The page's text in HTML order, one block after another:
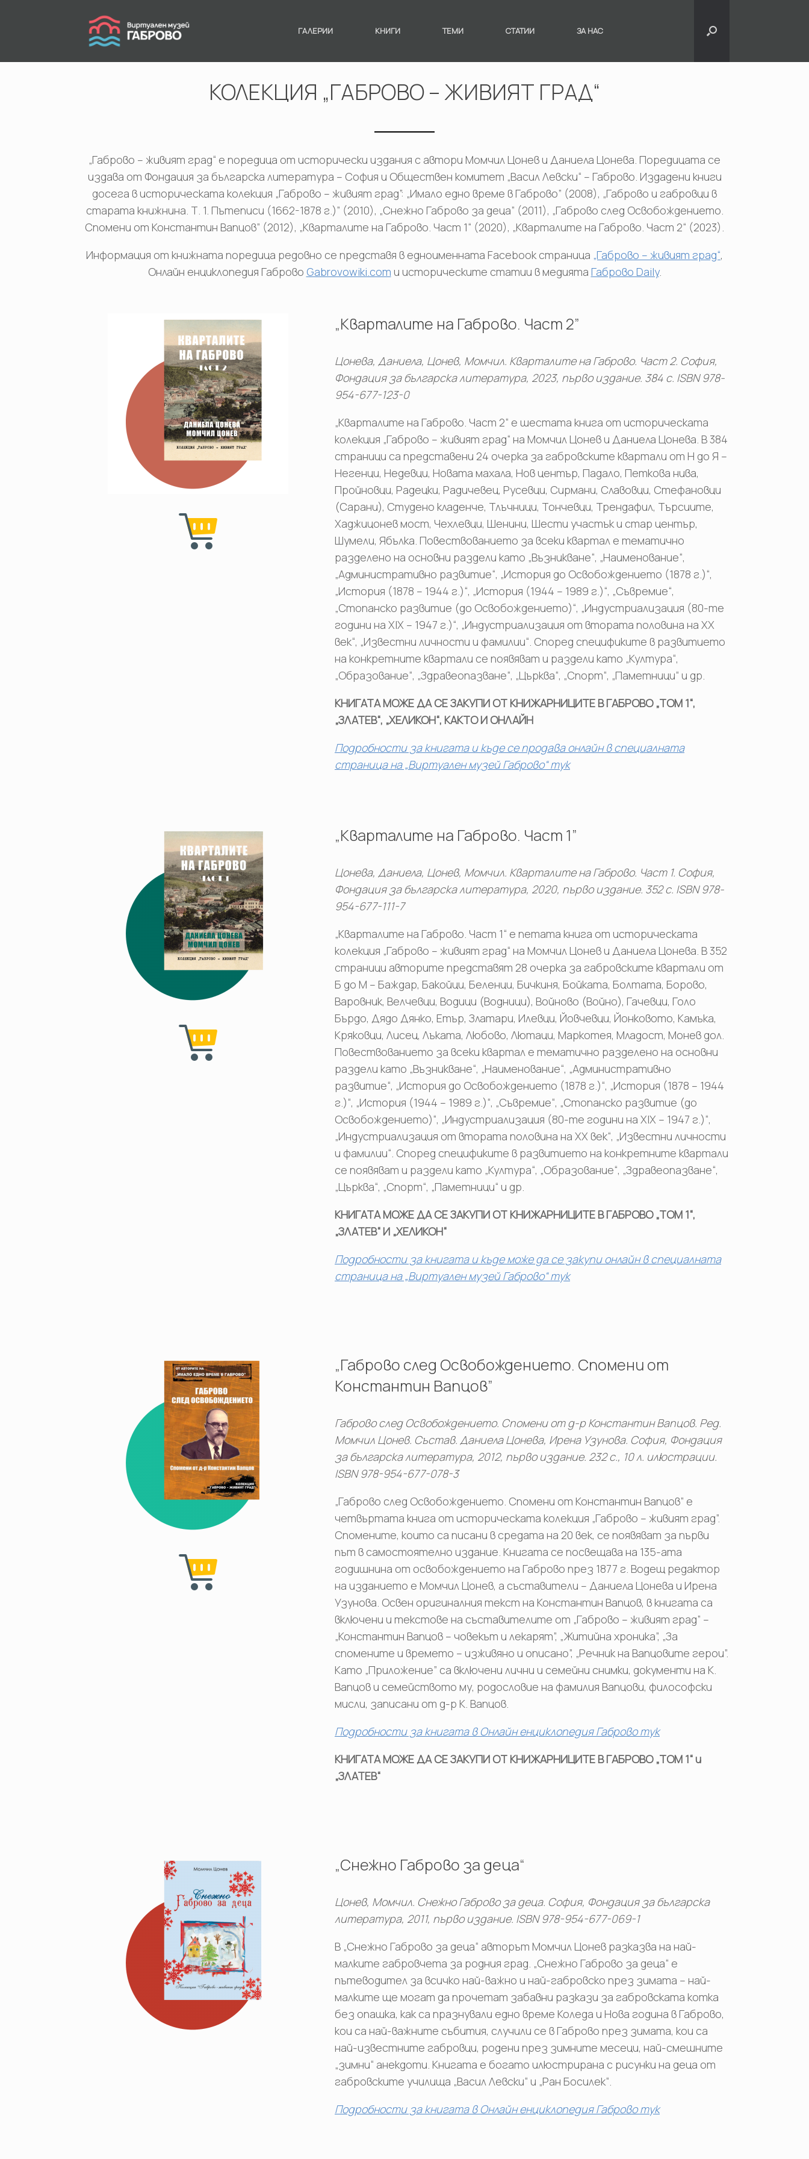
ГАЛЕРИИ КНИГИ ТЕМИ СТАТИИ ЗА НАС
КОЛЕКЦИЯ „ГАБРОВО – ЖИВИЯТ ГРАД“
„Габрово – живият град“ е поредица от исторически издания с автори Момчил Цонев и Даниела Цонева. Поредицата се
издава от Фондация за българска литература – София и Обществен комитет „Васил Левски“ – Габрово. Издадени книги
досега в историческата колекция „Габрово – живият град”: „Имало едно време в Габрово” (2008), „Габрово и габровци в
старата книжнина. Т. 1. Пътеписи (1662-1878 г.)” (2010), „Снежно Габрово за деца” (2011), „Габрово след Освобождението.
Спомени от Константин Вапцов” (2012), „Кварталите на Габрово. Част 1“ (2020), „Кварталите на Габрово. Част 2“ (2023).
Информация от книжната поредица редовно се представя в едноименната Facebook страница „Габрово – живият град“,
Онлайн енциклопедия Габрово Gabrovowiki.com и историческите статии в медията Габрово Daily.
„Кварталите на Габрово. Част 2”
Цонева, Даниела, Цонев, Момчил. Кварталите на Габрово. Част 2. София,
Фондация за българска литература, 2023, първо издание. 384 с. ISBN 978-
954-677-123-0
„Кварталите на Габрово. Част 2“ е шестата книга от историческата
колекция „Габрово – живият град“ на Момчил Цонев и Даниела Цонева. В 384
страници са представени 24 очерка за габровските квартали от Н до Я –
Негенци, Недевци, Новата махала, Нов център, Падало, Петкова нива,
Пройновци, Радецки, Радичевец, Русевци, Сирмани, Славовци, Стефановци
(Сарани), Студено кладенче, Тлъчници, Тончевци, Трендафил, Търсиите,
Хаджицонев мост, Чехлевци, Шенини, Шести участък и стар център,
Шумели, Ябълка. Повествованието за всеки квартал е тематично
разделено на основни раздели като „Възникване“, „Наименование“,
„Административно развитие“, „История до Освобождението (1878 г.)“,
„История (1878 – 1944 г.)“, „История (1944 – 1989 г.)“, „Съвремие“,
„Стопанско развитие (до Освобождението)“, „Индустриализация (80-те
години на ХІХ – 1947 г.)“, „Индустриализация от втората половина на ХХ
век“, „Известни личности и фамилии“. Според спецификите в развитието
на конкретните квартали се появяват и раздели като „Култура“,
„Образование“, „Здравеопазване“, „Църква“, „Спорт“, „Паметници“ и др.
КНИГАТА МОЖЕ ДА СЕ ЗАКУПИ ОТ КНИЖАРНИЦИТЕ В ГАБРОВО „ТОМ 1“,
„ЗЛАТЕВ“, „ХЕЛИКОН“, КАКТО И ОНЛАЙН
Подробности за книгата и къде се продава онлайн в специалната
страница на „Виртуален музей Габрово“ тук
„Кварталите на Габрово. Част 1”
Цонева, Даниела, Цонев, Момчил. Кварталите на Габрово. Част 1. София,
Фондация за българска литература, 2020, първо издание. 352 с. ISBN 978-
954-677-111-7
„Кварталите на Габрово. Част 1“ е петата книга от историческата
колекция „Габрово – живият град“ на Момчил Цонев и Даниела Цонева. В 352
страници авторите представят 28 очерка за габровските квартали от
Б до М – Баждар, Бакойци, Беленци, Бичкиня, Бойката, Болтата, Борово,
Варовник, Велчевци, Водици (Водници), Войново (Войно), Гачевци, Голо
Бърдо, Дядо Дянко, Етър, Златари, Илевци, Йовчевци, Йонковото, Камъка,
Кряковци, Лисец, Лъката, Любово, Лютаци, Маркотея, Младост, Монев дол.
Повествованието за всеки квартал е тематично разделено на основни
раздели като „Възникване“, „Наименование“, „Административно
развитие“, „История до Освобождението (1878 г.)“, „История (1878 – 1944
г.)“, „История (1944 – 1989 г.)“, „Съвремие“, „Стопанско развитие (до
Освобождението)“, „Индустриализация (80-те години на ХІХ – 1947 г.)“,
„Индустриализация от втората половина на ХХ век“, „Известни личности
и фамилии“. Според спецификите в развитието на конкретните квартали
се появяват и раздели като „Култура“, „Образование“, „Здравеопазване“,
„Църква“, „Спорт“, „Паметници“ и др.
КНИГАТА МОЖЕ ДА СЕ ЗАКУПИ ОТ КНИЖАРНИЦИТЕ В ГАБРОВО „ТОМ 1“,
„ЗЛАТЕВ“ И „ХЕЛИКОН“
Подробности за книгата и къде може да се закупи онлайн в специалната
страница на „Виртуален музей Габрово“ тук
„Габрово след Освобождението. Спомени от
Константин Вапцов”
Габрово след Освобождението. Спомени от д-р Константин Вапцов. Ред.
Момчил Цонев. Състав. Даниела Цонева, Ирена Узунова. София, Фондация
за българска литература, 2012, първо издание. 232 с., 10 л. илюстрации.
ISBN 978-954-677-078-3
„Габрово след Освобождението. Спомени от Константин Вапцов” е
четвъртата книга от историческата колекция „Габрово – живият град”.
Спомените, които са писани в средата на 20 век, се появяват за първи
път в самостоятелно издание. Книгата се посвещава на 135-ата
годишнина от освобождението на Габрово през 1877 г. Водещ редактор
на изданието е Момчил Цонев, а съставители – Даниела Цонева и Ирена
Узунова. Освен оригиналния текст на Константин Вапцов, в книгата са
включени и текстове на съставителите от „Габрово – живият град” –
„Константин Вапцов – човекът и лекарят”, „Житийна хроника”, „За
спомените и времето – изживяно и описано”, „Речник на Вапцовите герои”.
Като „Приложение” са включени лични и семейни снимки, документи на К.
Вапцов и семейството му, родословие на фамилия Вапцови, философски
мисли, записани от д-р К. Вапцов.
Подробности за книгата в Онлайн енциклопедия Габрово тук
КНИГАТА МОЖЕ ДА СЕ ЗАКУПИ ОТ КНИЖАРНИЦИТЕ В ГАБРОВО „ТОМ 1“ и
„ЗЛАТЕВ“
„Снежно Габрово за деца“
Цонев, Момчил. Снежно Габрово за деца. София, Фондация за българска
литература, 2011, първо издание. ISBN 978-954-677-069-1
В „Снежно Габрово за деца“ авторът Момчил Цонев разказва на най-
малките габровчета за родния град. „Снежно Габрово за деца“ е
пътеводител за всичко най-важно и най-габровско през зимата – най-
малките ще могат да прочетат забавни разкази за габровската котка
без опашка, как са празнували едно време Коледа и Нова година в Габрово,
кои са най-важните събития, случили се в Габрово през зимата, кои са
най-известните габровци, родени през зимните месеци, най-смешните
„зимни“ анекдоти. Книгата е богато илюстрирана с рисунки на деца от
габровските училища „Васил Левски“ и „Ран Босилек“.
Подробности за книгата в Онлайн енциклопедия Габрово тук